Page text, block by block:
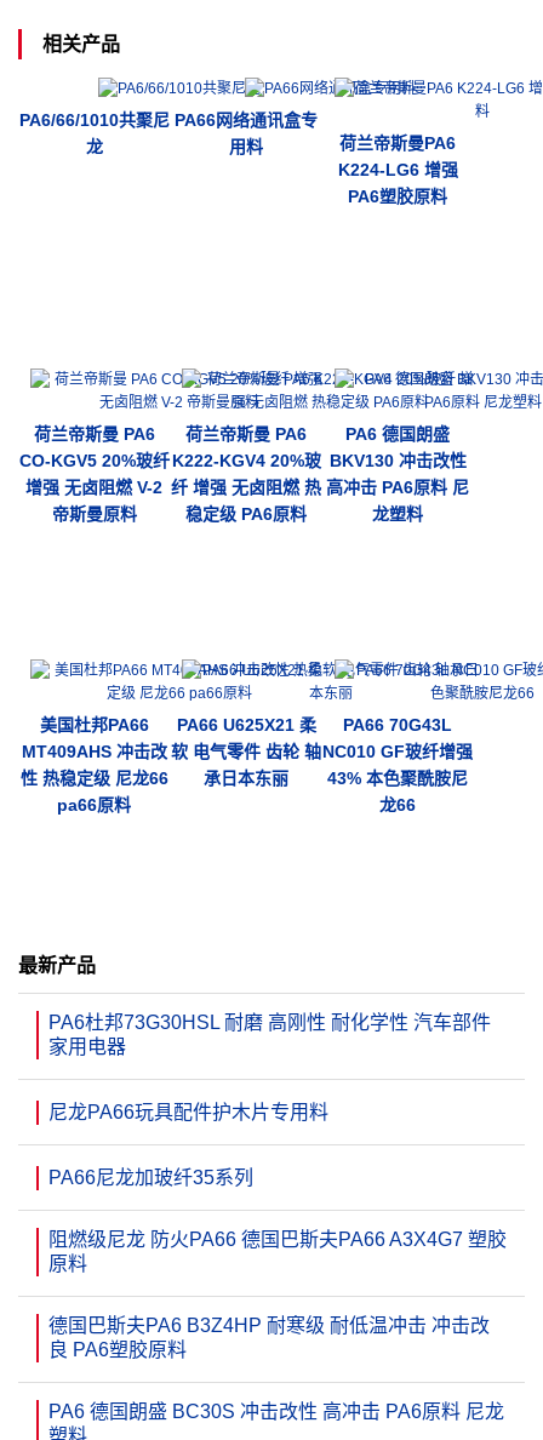
相关产品
PA6/66/1010共聚尼
龙
PA66网络通讯盒专
用料
荷兰帝斯曼PA6
K224-LG6 增强
PA6塑胶原料
荷兰帝斯曼 PA6
CO-KGV5 20%玻纤
增强 无卤阻燃 V-2
帝斯曼原料
荷兰帝斯曼 PA6
K222-KGV4 20%玻
纤 增强 无卤阻燃 热
稳定级 PA6原料
PA6 德国朗盛
BKV130 冲击改性
高冲击 PA6原料 尼
龙塑料
美国杜邦PA66
MT409AHS 冲击改
性 热稳定级 尼龙66
pa66原料
PA66 U625X21 柔
软 电气零件 齿轮 轴
承日本东丽
PA66 70G43L
NC010 GF玻纤增强
43% 本色聚酰胺尼
龙66
最新产品
PA6杜邦73G30HSL 耐磨 高刚性 耐化学性 汽车部件
家用电器
尼龙PA66玩具配件护木片专用料
PA66尼龙加玻纤35系列
阻燃级尼龙 防火PA66 德国巴斯夫PA66 A3X4G7 塑胶
原料
德国巴斯夫PA6 B3Z4HP 耐寒级 耐低温冲击 冲击改
良 PA6塑胶原料
PA6 德国朗盛 BC30S 冲击改性 高冲击 PA6原料 尼龙
塑料